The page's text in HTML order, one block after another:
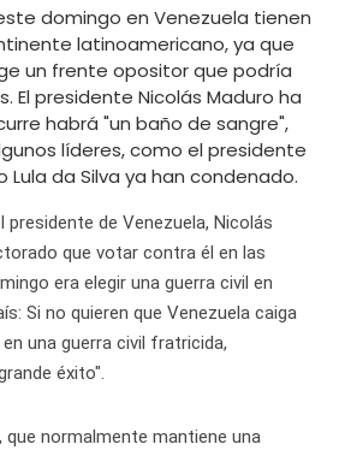
domingo en Venezuela tienen
latinoamericano, ya que
un frente opositor que podría
El presidente Nicolás Maduro ha
habrá "un baño de sangre",
líderes, como el presidente
Lula da Silva ya han condenado.
presidente de Venezuela, Nicolás
que votar contra él en las
era elegir una guerra civil en
Si no quieren que Venezuela caiga
una guerra civil fratricida,
éxito".
que normalmente mantiene una